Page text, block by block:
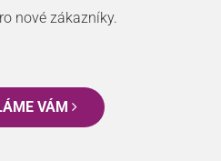
nové zákazníky.
VÁM